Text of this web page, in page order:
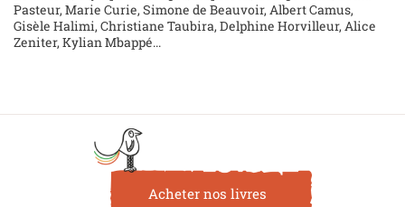
Pasteur, Marie Curie, Simone de Beauvoir, Albert Camus,
Gisèle Halimi, Christiane Taubira, Delphine Horvilleur, Alice
Zeniter, Kylian Mbappé...
Acheter nos livres